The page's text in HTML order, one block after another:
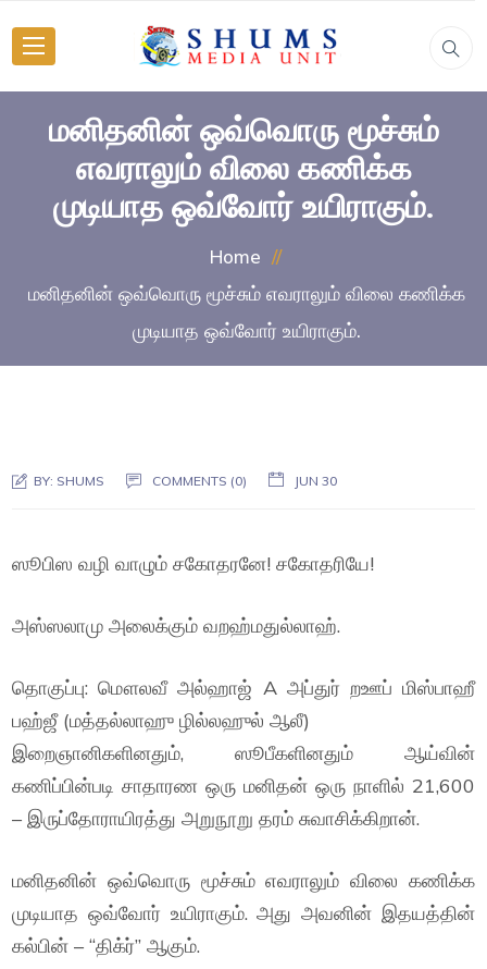
மனிதனின் ஒவ்வொரு மூச்சும்
எவராலும் விலை கணிக்க
முடியாத ஒவ்வோர் உயிராகும்.
Home
மனிதனின் ஒவ்வொரு மூச்சும் எவராலும் விலை கணிக்க
முடியாத ஒவ்வோர் உயிராகும்.
BY: SHUMS COMMENTS (0) JUN 30
ஸூபிஸ வழி வாழும் சகோதரனே! சகோதரியே!
அஸ்ஸலாமு அலைக்கும் வறஹ்மதுல்லாஹ்.
தொகுப்பு: மௌலவீ அல்ஹாஜ் A அப்துர் றஊப் மிஸ்பாஹீ
பஹ்ஜீ (மத்தல்லாஹு ழில்லஹுல் ஆலீ)
இறைஞானிகளினதும், ஸூபீகளினதும் ஆய்வின்
கணிப்பின்படி சாதாரண ஒரு மனிதன் ஒரு நாளில் 21,600
– இருப்தோராயிரத்து அறுநூறு தரம் சுவாசிக்கிறான்.
மனிதனின் ஒவ்வொரு மூச்சும் எவராலும் விலை கணிக்க
முடியாத ஒவ்வோர் உயிராகும். அது அவனின் இதயத்தின்
கல்பின் – “திக்ர்” ஆகும்.